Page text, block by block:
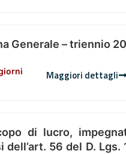
Generale – triennio
Maggiori dettagli
di lucro,
56 del D. Lgs.